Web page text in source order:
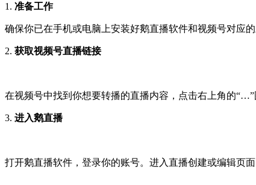
1. 准备工作
确保你已在手机或电脑上安装好鹅直播软件和视频号对应
2. 获取视频号直播链接
在视频号中找到你想要转播的直播内容，点击右上角的
3. 进入鹅直播
打开鹅直播软件，登录你的账号。进入直播创建或编辑页面